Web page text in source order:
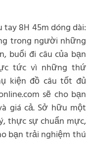
tay 8H 45m dóng dài:
trong người những
buổi đi câu của bạn
tức vì những thứ
kiện đồ câu tốt đủ
sẽ cho bạn
giá cả. Sở hữu một
thực sự chuẩn mực,
bạn trải nghiệm thú